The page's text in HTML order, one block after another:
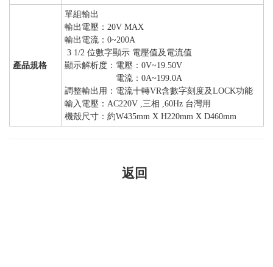
產品規格
單組輸出
輸出電壓：20V MAX
輸出電流：0~200A
3 1/2 位數字顯示 電壓值及電流值
顯示解析度：電壓：0V~19.50V
電流：0A~199.0A
調整輸出用：電流十轉VR含數字刻度及LOCK功能
輸入電壓：AC220V ,三相 ,60Hz 台灣用
機殼尺寸：約W435mm X H220mm X D460mm